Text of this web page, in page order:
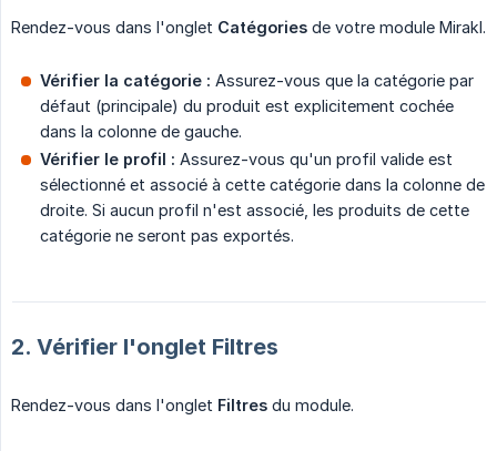
Rendez-vous dans l'onglet Catégories de votre module Mirakl.
Vérifier la catégorie : Assurez-vous que la catégorie par
défaut (principale) du produit est explicitement cochée
dans la colonne de gauche.
Vérifier le profil : Assurez-vous qu'un profil valide est
sélectionné et associé à cette catégorie dans la colonne de
droite. Si aucun profil n'est associé, les produits de cette
catégorie ne seront pas exportés.
2. Vérifier l'onglet Filtres
Rendez-vous dans l'onglet Filtres du module.